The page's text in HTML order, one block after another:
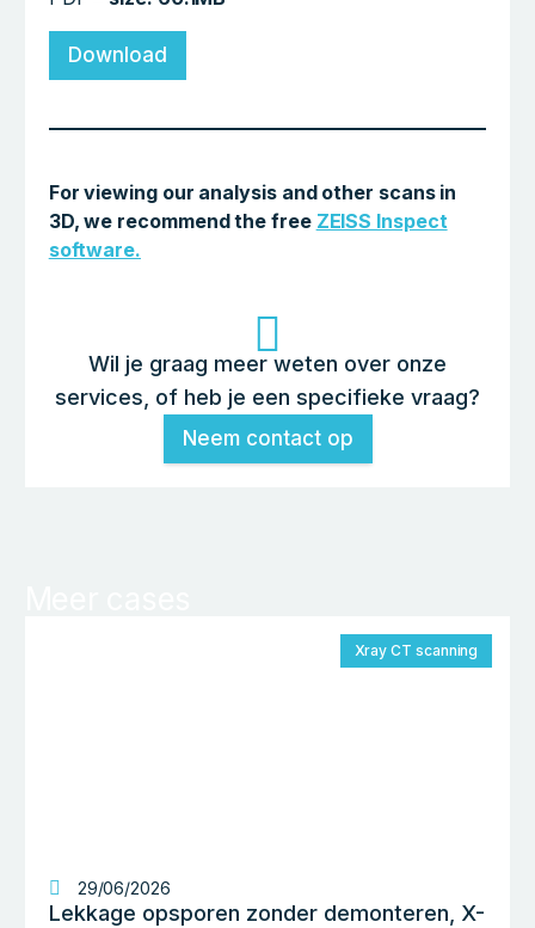
Download
For viewing our analysis and other scans in
3D, we recommend the free ZEISS Inspect
software.
Wil je graag meer weten over onze
services, of heb je een specifieke vraag?
Neem contact op
29/06/2026
Lekkage opsporen zonder demonteren, X-
Xray CT scanning